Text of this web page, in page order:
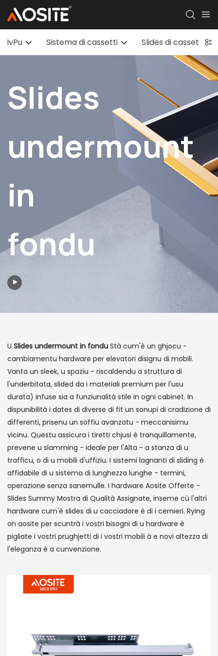
IvPu Sistema di cassetti Slides di cassetti
Slides
undermount
in
fondu
U Slides undermount in fondu Stà cum'è un ghjocu -
cambiamentu hardware per elevatori disignu di mobili.
Vanta un sleek, u spaziu - riscaldendu a struttura di
l'underbitata, slided da i materiali premium per l'usu
durata) infuse sia a funziunalità stile in ogni cabinet. In
dispunibilità i dates di diverse di fit un sonupi di cradizione di
differenti, prisenu un soffiu avanzatu - meccanisimu
vicinu. Questu assicura i tiretti chjusi è tranquillamente,
prevene u slamming - ideale per l'Alta - a stanza di u
trafficu, o di u mobili d'uffiziu. I sistemi lagnanti di sliding è
affidabile di u sistema di lunghezza lunghe - termini,
operazione senza sanemulle. I hardware Aosite Offerte -
Slides Summy Mostra di Qualità Assignate, inseme cù l'altri
hardware cum'è slides di u cacciadore è di i cernieri. Rying
on aosite per scuntrà i vostri bisogni di u hardware è
pigliate i vostri prughjetti di i vostri mobili à e novi altezza di
l'eleganza è a cunvenzione.